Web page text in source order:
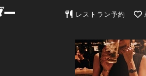
東京カレンダー | 最新
レストラン予約